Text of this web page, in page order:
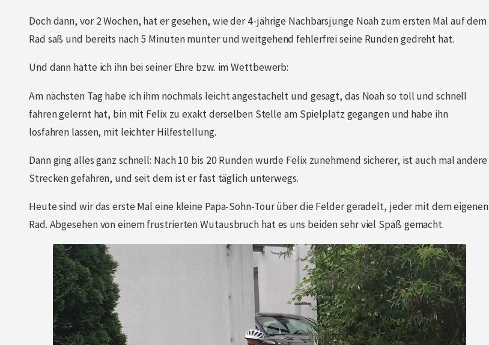
Doch dann, vor 2 Wochen, hat er gesehen, wie der 4-jährige Nachbarsjunge Noah zum ersten Mal auf dem
Rad saß und bereits nach 5 Minuten munter und weitgehend fehlerfrei seine Runden gedreht hat.
Und dann hatte ich ihn bei seiner Ehre bzw. im Wettbewerb:
Am nächsten Tag habe ich ihm nochmals leicht angestachelt und gesagt, das Noah so toll und schnell
fahren gelernt hat, bin mit Felix zu exakt derselben Stelle am Spielplatz gegangen und habe ihn
losfahren lassen, mit leichter Hilfestellung.
Dann ging alles ganz schnell: Nach 10 bis 20 Runden wurde Felix zunehmend sicherer, ist auch mal andere
Strecken gefahren, und seit dem ist er fast täglich unterwegs.
Heute sind wir das erste Mal eine kleine Papa-Sohn-Tour über die Felder geradelt, jeder mit dem eigenen
Rad. Abgesehen von einem frustrierten Wutausbruch hat es uns beiden sehr viel Spaß gemacht.